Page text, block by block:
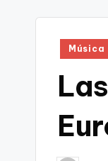
Publicado
Música